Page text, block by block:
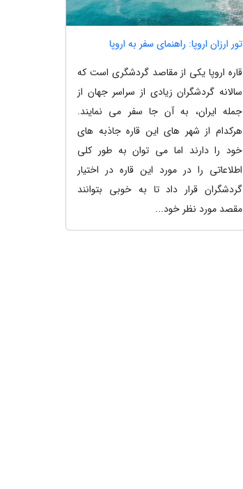
تور ارزان اروپا: راهنمای سفر به اروپا
قاره اروپا یکی از مقاصد گردشگری است که
سالانه گردشگران زیادی از سراسر جهان از
جمله ایران، به آن جا سفر می نمایند.
هرکدام از شهر های این قاره جاذبه های
خود را دارند اما می توان به طور کلی
اطلاعاتی را در مورد این قاره در اختیار
گردشگران قرار داد تا به خوبی بتوانند
مقصد مورد نظر خود...